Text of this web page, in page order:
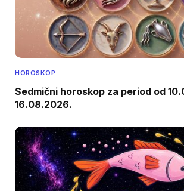
HOROSKOP
Sedmični horoskop za period od
16.08.2026.